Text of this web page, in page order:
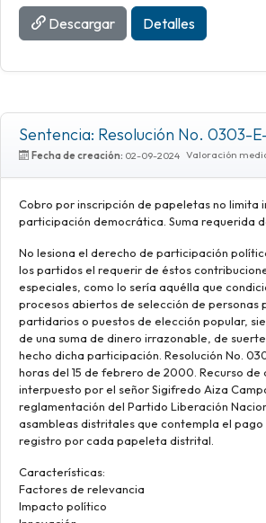
Descargar Detalles
Sentencia: Resolución No. 0303-
Fecha de creación: 02-09-2024 Valoración
Cobro por inscripción de papeletas no limita
participación democrática. Suma requerida
No lesiona el derecho de participación
los partidos el requerir de éstos
especiales, como lo sería aquélla que
procesos abiertos de selección de personas
partidarios o puestos de elección popular,
de una suma de dinero irrazonable, de
hecho dicha participación. Resolución No.
horas del 15 de febrero de 2000. Recurso
interpuesto por el señor Sigifredo Aiza
reglamentación del Partido Liberación
asambleas distritales que contempla el pago
registro por cada papeleta distrital.
Características:
Factores de relevancia
Impacto político